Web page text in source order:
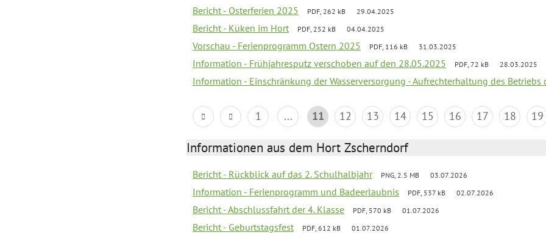
Bericht - Osterferien 2025 PDF, 262 kB 29.04.2025
Bericht - Küken im Hort PDF, 252 kB 04.04.2025
Vorschau - Ferienprogramm Ostern 2025 PDF, 116 kB 31.03.2025
Information - Frühjahresputz verschoben auf den 28.05.2025 PDF, 72 kB 28.03.2025
Information - Einschränkung der Wasserversorgung - Aufrechterhaltung des Betriebs
1 ... 11 12 13 14 15 16 17 18 19
Informationen aus dem Hort Zscherndorf
Bericht - Rückblick auf das 2. Schulhalbjahr PNG, 2.5 MB 03.07.2026
Information - Ferienprogramm und Badeerlaubnis PDF, 537 kB 02.07.2026
Bericht - Abschlussfahrt der 4. Klasse PDF, 570 kB 01.07.2026
Bericht - Geburtstagsfest PDF, 612 kB 01.07.2026